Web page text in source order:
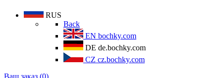
RUS
Back
EN bochky.com
DE de.bochky.com
CZ cz.bochky.com
Ваш заказ (0)